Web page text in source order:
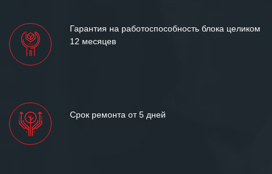
Гарантия на работоспособность блока целиком
12 месяцев
Срок ремонта от 5 дней